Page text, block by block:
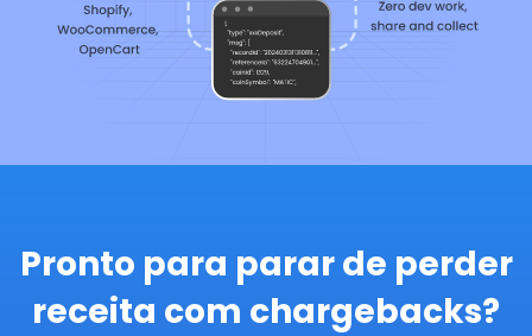
Pronto para parar de perder
receita com chargebacks?